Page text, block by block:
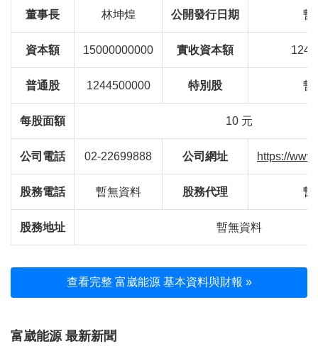
董事長 林坤煌 公開發行日期 暫
資本額 15000000000 實收資本額
普通股 1244500000 特別股 暫
每股面額 10 元
公司電話 02-22699888 公司網址 https://
股務電話 暫無資料 股務代理 暫
股務地址 暫無資料
查看完整 富崴能源 基本資料與財報 »
富崴能源 最新新聞